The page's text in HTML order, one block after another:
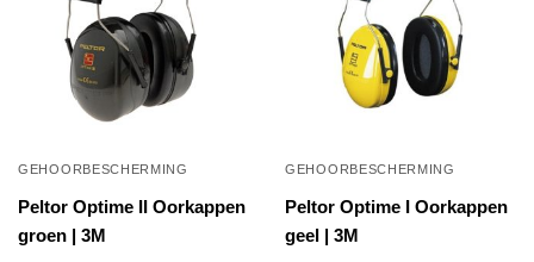
GEHOORBESCHERMING
Peltor Optime II Oorkappen
groen | 3M
GEHOORBESCHERMING
Peltor Optime I Oorkappen
geel | 3M